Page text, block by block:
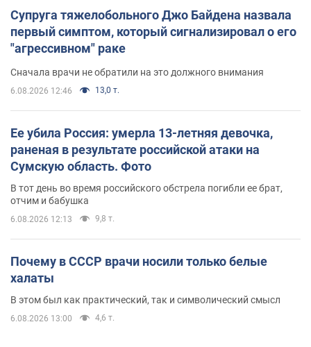
Супруга тяжелобольного Джо Байдена назвала
первый симптом, который сигнализировал о его
"агрессивном" раке
Сначала врачи не обратили на это должного внимания
6.08.2026 12:46 13,0 т.
Ее убила Россия: умерла 13-летняя девочка,
раненая в результате российской атаки на
Сумскую область. Фото
В тот день во время российского обстрела погибли ее брат,
отчим и бабушка
6.08.2026 12:13 9,8 т.
Почему в СССР врачи носили только белые
халаты
В этом был как практический, так и символический смысл
6.08.2026 13:00 4,6 т.